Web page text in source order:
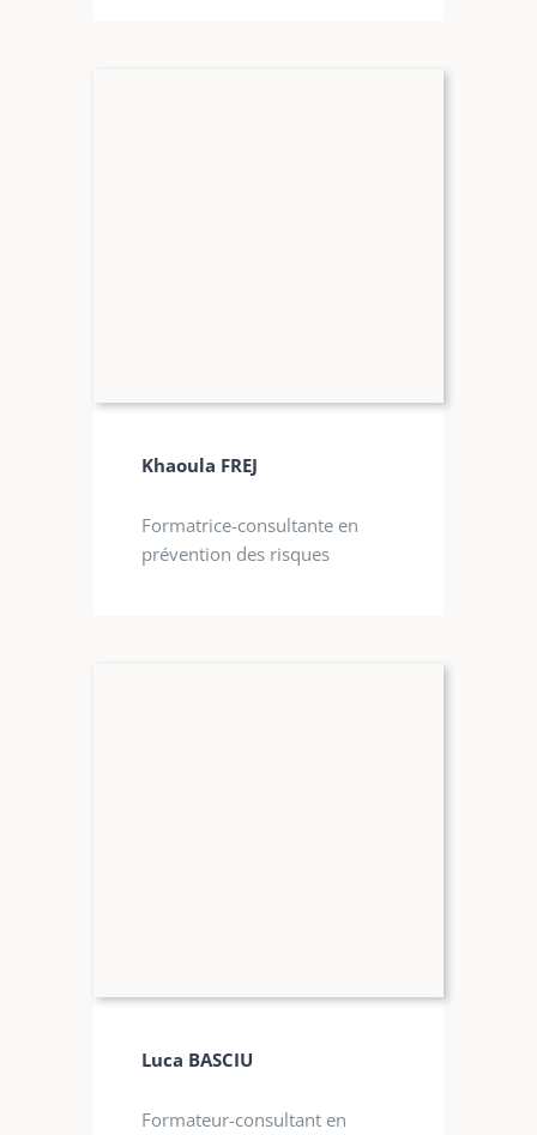
Khaoula FREJ
Formatrice-consultante en
prévention des risques
Luca BASCIU
Formateur-consultant en